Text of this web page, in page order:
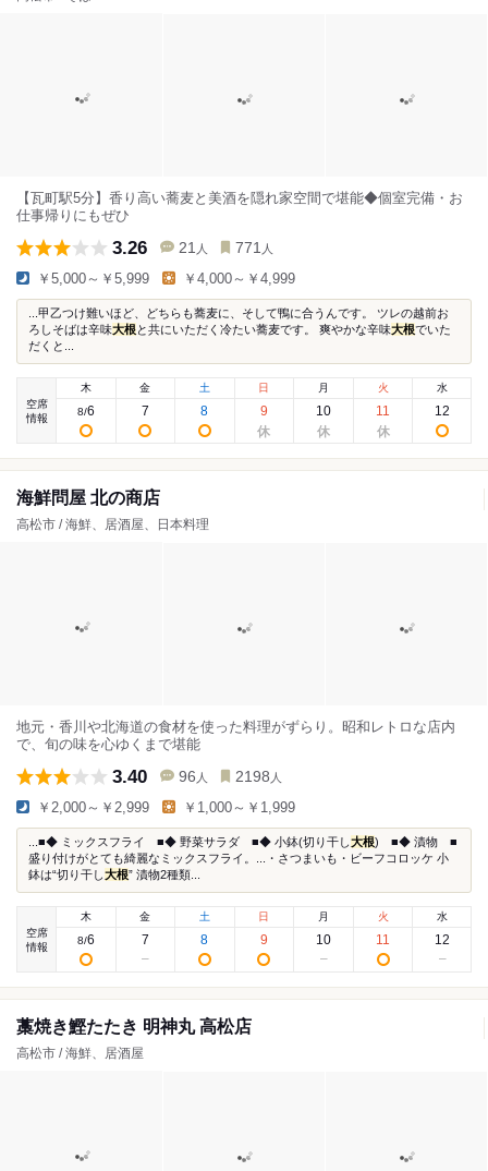
【瓦町駅5分】香り高い蕎麦と美酒を隠れ家空間で堪能◆個室完備・お
仕事帰りにもぜひ
3.26 21 人 771 人
￥5,000～￥5,999 ￥4,000～￥4,999
...甲乙つけ難いほど、どちらも蕎麦に、そして鴨に合うんです。 ツレの越前お
ろしそばは辛味大根と共にいただく冷たい蕎麦です。 爽やかな辛味大根でいた
だくと...
空席
情報
木
8/6
金
7
土
8
日
9
月
10
火
11
水
12
海鮮問屋 北の商店
高松市 / 海鮮、居酒屋、日本料理
地元・香川や北海道の食材を使った料理がずらり。昭和レトロな店内
で、旬の味を心ゆくまで堪能
3.40 96 人 2198 人
￥2,000～￥2,999 ￥1,000～￥1,999
...■◆ ミックスフライ ■◆ 野菜サラダ ■◆ 小鉢(切り干し大根) ■◆ 漬物 ■
盛り付けがとても綺麗なミックスフライ。...・さつまいも・ビーフコロッケ 小
鉢は“切り干し大根” 漬物2種類...
空席
情報
木
8/6
金
7
土
8
日
9
月
10
火
11
水
12
藁焼き鰹たたき 明神丸 高松店
高松市 / 海鮮、居酒屋